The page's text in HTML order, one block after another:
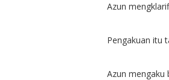
Azun
Pengakuan itu
Azun mengaku